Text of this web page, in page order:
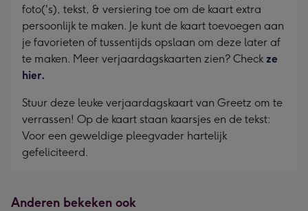
foto('s), tekst, & versiering toe om de kaart extra
persoonlijk te maken. Je kunt de kaart toevoegen aan
je favorieten of tussentijds opslaan om deze later af
te maken. Meer verjaardagskaarten zien? Check ze
hier.
Stuur deze leuke verjaardagskaart van Greetz om te
verrassen! Op de kaart staan kaarsjes en de tekst:
Voor een geweldige pleegvader hartelijk
gefeliciteerd.
Anderen bekeken ook